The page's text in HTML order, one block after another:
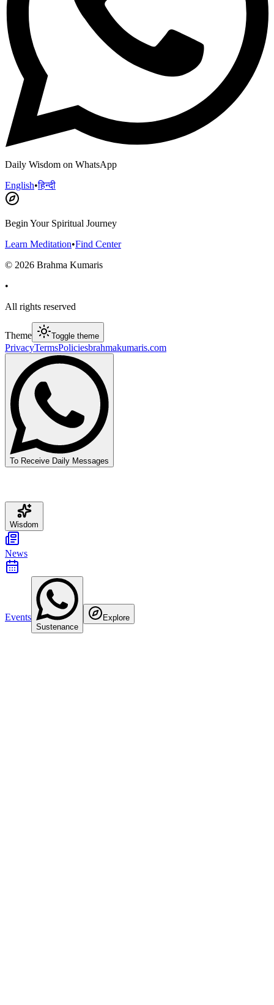
Daily Wisdom on WhatsApp
English•हिन्दी
Begin Your Spiritual Journey
Learn Meditation•Find Center
© 2026 Brahma Kumaris
•
All rights reserved
Theme Toggle theme
PrivacyTermsPoliciesbrahmakumaris.com
To Receive Daily Messages
Wisdom
News
Events
Sustenance
Explore